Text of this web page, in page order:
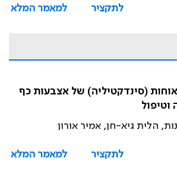
לתקציר
למאמר המלא
(סינדקטיליה) של אצבעות כף
וטיפול
הלית גיא-חן, אמיר אורון
לתקציר
למאמר המלא